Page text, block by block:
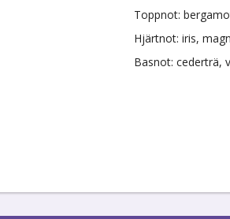
Toppnot:
Hjärtnot: iris,
Basnot: cederträ,